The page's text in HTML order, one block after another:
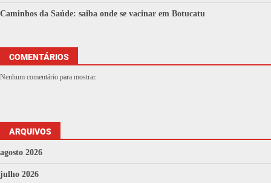
Caminhos da Saúde: saiba onde se vacinar em Botucatu
COMENTÁRIOS
Nenhum comentário para mostrar.
ARQUIVOS
agosto 2026
julho 2026